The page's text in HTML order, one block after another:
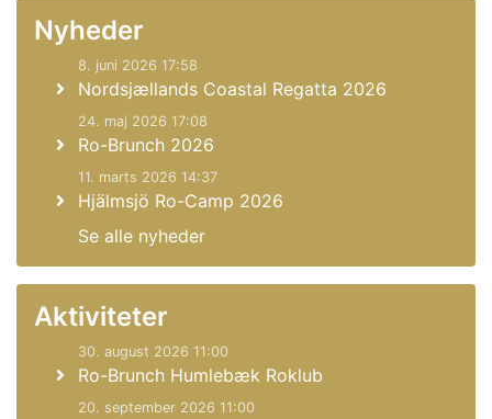
Nyheder
8. juni 2026 17:58
Nordsjællands Coastal Regatta 2026
24. maj 2026 17:08
Ro-Brunch 2026
11. marts 2026 14:37
Hjälmsjö Ro-Camp 2026
Se alle nyheder
Aktiviteter
30. august 2026 11:00
Ro-Brunch Humlebæk Roklub
20. september 2026 11:00